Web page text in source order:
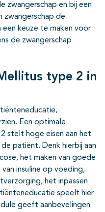
zwangerschap en bij een
zwangerschap de
keuze te maken voor
de zwangerschap
type 2 in
Een optimale
stelt hoge eisen aan het
patiënt. Denk hierbij aan
het maken van goede
insuline op voeding,
het inpassen
speelt hier
geeft aanbevelingen